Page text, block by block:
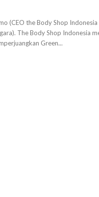
(CEO the Body Shop
The Body Shop Indonesia
Green...